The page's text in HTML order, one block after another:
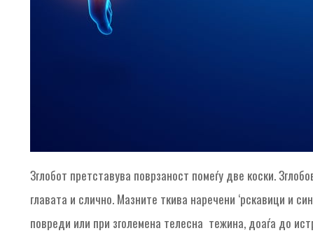
Зглобот претставува поврзаност помеѓу две коски.
главата и слично. Мазните ткива наречени ‘рскавици и
повреди или при зголемена телесна тежина, доаѓа до